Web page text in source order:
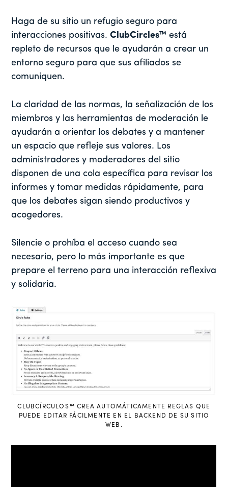
Haga de su sitio un refugio seguro para
interacciones positivas.ClubCircles™ está
repleto de recursos que le ayudarán a crear un
entorno seguro para que sus afiliados se
comuniquen.
La claridad de las normas, la señalización de los
miembros y las herramientas de moderación le
ayudarán a orientar los debates y a mantener
un espacio que refleje sus valores. Los
administradores y moderadores del sitio
disponen de una cola específica para revisar los
informes y tomar medidas rápidamente, para
que los debates sigan siendo productivos y
acogedores.
Silencie o prohíba el acceso cuando sea
necesario, pero lo más importante es que
prepare el terreno para una interacción reflexiva
y solidaria.
CLUBCÍRCULOS ™ CREA AUTOMÁTICAMENTE REGLAS QUE
PUEDE EDITAR FÁCILMENTE EN EL BACKEND DE SU SITIO
WEB.